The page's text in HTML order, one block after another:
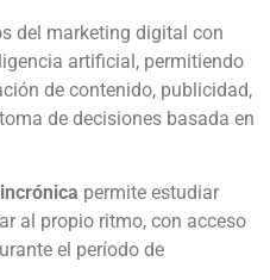
del marketing digital con
artificial, permitiendo
de contenido, publicidad,
de decisiones basada en
permite estudiar
al propio ritmo, con acceso
el período de